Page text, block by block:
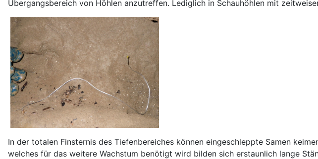
Übergangsbereich von Höhlen anzutreffen. Lediglich in Schauhöhlen mit
In der totalen Finsternis des Tiefenbereiches können eingeschleppte Samen
welches für das weitere Wachstum benötigt wird bilden sich erstaunlich lange